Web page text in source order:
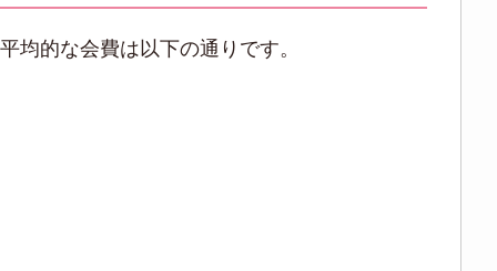
均的な会費は以下の通りです。